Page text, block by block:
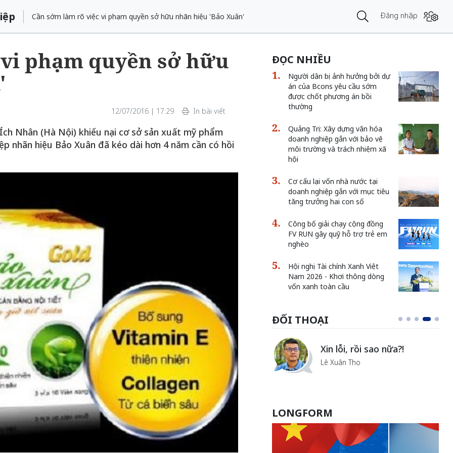
Cần sớm làm rõ việc vi phạm quyền sở hữu nhãn hiệu 'Bảo Xuân' Đăng nhập
phạm quyền sở hữu
12/07/2016 | 17:29 In bài viết
Nhân (Hà Nội) khiếu nại cơ sở sản xuất mỹ phẩm
nhãn hiệu Bảo Xuân đã kéo dài hơn 4 năm cần có hồi
ĐỌC NHIỀU
Người dân bị ảnh hưởng bởi dự
án của Bcons yêu cầu sớm
được chốt phương án bồi
thường
Quảng Trị: Xây dựng văn hóa
doanh nghiệp gắn với bảo vệ
môi trường và trách nhiệm xã
hội
Cơ cấu lại vốn nhà nước tại
doanh nghiệp gắn với mục tiêu
tăng trưởng hai con số
Công bố giải chạy cộng đồng
FV RUN gây quỹ hỗ trợ trẻ em
nghèo
Hội nghị Tài chính Xanh Việt
Nam 2026 - Khơi thông dòng
vốn xanh toàn cầu
ĐỐI THOẠI
Bắc Biên - Giữ một ngôi
làng ven sông Hồng của Hà
Nội
TS. Trần Kim Hào
Xin lỗi, rồi sao nữa?!
Lê Xuân Thọ
LONGFORM